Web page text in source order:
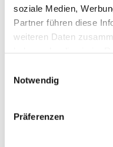
soziale Medien,
Partner führen diese
weiteren Daten
Notwendig
Präferenzen